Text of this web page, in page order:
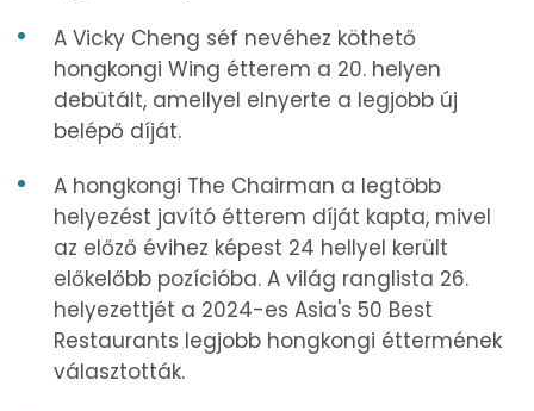
A Vicky Cheng séf nevéhez köthető
hongkongi Wing étterem a 20. helyen
debütált, amellyel elnyerte a legjobb új
belépő díját.
A hongkongi The Chairman a legtöbb
helyezést javító étterem díját kapta, mivel
az előző évihez képest 24 hellyel került
előkelőbb pozícióba. A világ ranglista 26.
helyezettjét a 2024-es Asia's 50 Best
Restaurants legjobb hongkongi éttermének
választották.